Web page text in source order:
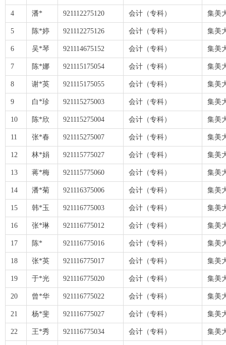
4 潘* 921112275120 会计（专科） 集美
5 陈*婷 921112275126 会计（专科） 集美
6 吴*琴 921114675152 会计（专科） 集美
7 陈*娜 921115175054 会计（专科） 集美
8 谢*英 921115175055 会计（专科） 集美
9 白*珍 921115275003 会计（专科） 集美
10 陈*欣 921115275004 会计（专科） 集美
11 张*春 921115275007 会计（专科） 集美
12 林*娟 921115775027 会计（专科） 集美
13 蒋*梅 921115775060 会计（专科） 集美
14 潘*菊 921116375006 会计（专科） 集美
15 韩*玉 921116775003 会计（专科） 集美
16 张*琳 921116775012 会计（专科） 集美
17 陈* 921116775016 会计（专科） 集美
18 张*英 921116775017 会计（专科） 集美
19 于*光 921116775020 会计（专科） 集美
20 曾*华 921116775022 会计（专科） 集美
21 杨*斐 921116775027 会计（专科） 集美
22 王*秀 921116775034 会计（专科） 集美